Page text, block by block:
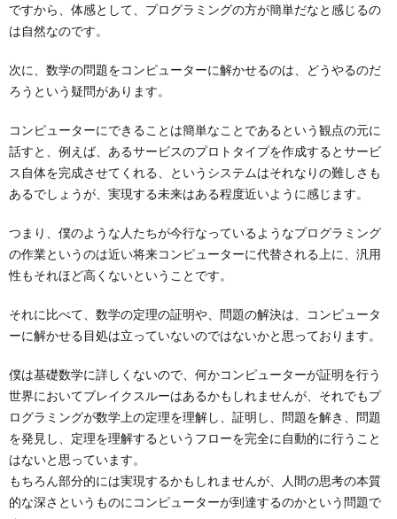
ですから、体感として、プログラミングの方が簡単だなと感じるの
は自然なのです。
次に、数学の問題をコンピューターに解かせるのは、どうやるのだ
ろうという疑問があります。
コンピューターにできることは簡単なことであるという観点の元に
話すと、例えば、あるサービスのプロトタイプを作成するとサービ
ス自体を完成させてくれる、というシステムはそれなりの難しさも
あるでしょうが、実現する未来はある程度近いように感じます。
つまり、僕のような人たちが今行なっているようなプログラミング
の作業というのは近い将来コンピューターに代替される上に、汎用
性もそれほど高くないということです。
それに比べて、数学の定理の証明や、問題の解決は、コンピュータ
ーに解かせる目処は立っていないのではないかと思っております。
僕は基礎数学に詳しくないので、何かコンピューターが証明を行う
世界においてブレイクスルーはあるかもしれませんが、それでもプ
ログラミングが数学上の定理を理解し、証明し、問題を解き、問題
を発見し、定理を理解するというフローを完全に自動的に行うこと
はないと思っています。
もちろん部分的には実現するかもしれませんが、人間の思考の本質
的な深さというものにコンピューターが到達するのかという問題で